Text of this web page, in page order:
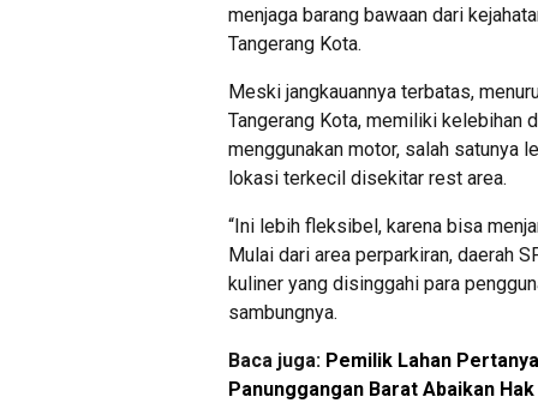
menjaga barang bawaan dari
Tangerang Kota.
Meski jangkauannya terbatas,
Tangerang Kota, memiliki kelebihan
menggunakan motor, salah satunya
lokasi terkecil disekitar rest area.
“Ini lebih fleksibel, karena bisa
Mulai dari area perparkiran, daerah
kuliner yang disinggahi para
sambungnya.
Baca juga: Pemilik Lahan
Panunggangan Barat Abaikan